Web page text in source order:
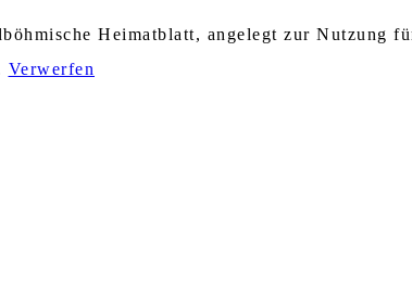
Heimatblatt, angelegt zur Nutzung
Verwerfen